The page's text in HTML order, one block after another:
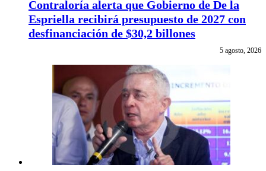
Contraloría alerta que Gobierno de De la
Espriella recibirá presupuesto de 2027 con
desfinanciación de $30,2 billones
5 agosto, 2026